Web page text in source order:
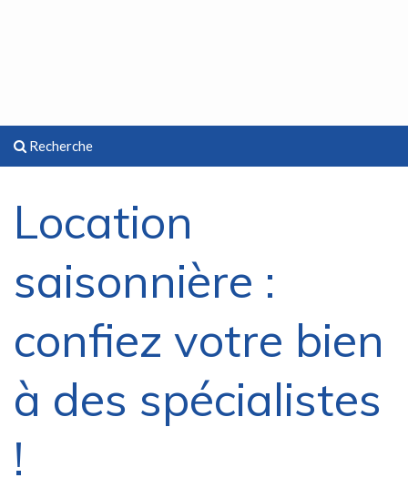
Recherche
Location
saisonnière :
confiez votre bien
à des spécialistes
!